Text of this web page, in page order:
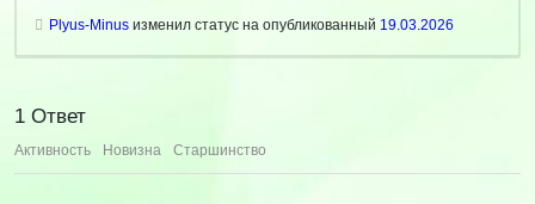
Plyus-Minus изменил статус на опубликованный 19.03.2026
1 Ответ
Активность Новизна Старшинство